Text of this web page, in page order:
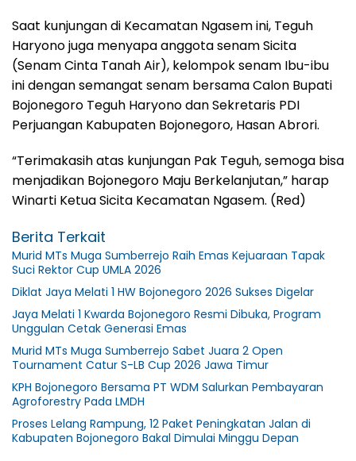
Saat kunjungan di Kecamatan Ngasem ini, Teguh
Haryono juga menyapa anggota senam Sicita
(Senam Cinta Tanah Air), kelompok senam Ibu-ibu
ini dengan semangat senam bersama Calon Bupati
Bojonegoro Teguh Haryono dan Sekretaris PDI
Perjuangan Kabupaten Bojonegoro, Hasan Abrori.
“Terimakasih atas kunjungan Pak Teguh, semoga bisa
menjadikan Bojonegoro Maju Berkelanjutan,” harap
Winarti Ketua Sicita Kecamatan Ngasem. (Red)
Berita Terkait
Murid MTs Muga Sumberrejo Raih Emas Kejuaraan Tapak
Suci Rektor Cup UMLA 2026
Diklat Jaya Melati 1 HW Bojonegoro 2026 Sukses Digelar
Jaya Melati 1 Kwarda Bojonegoro Resmi Dibuka, Program
Unggulan Cetak Generasi Emas
Murid MTs Muga Sumberrejo Sabet Juara 2 Open
Tournament Catur S-LB Cup 2026 Jawa Timur
KPH Bojonegoro Bersama PT WDM Salurkan Pembayaran
Agroforestry Pada LMDH
Proses Lelang Rampung, 12 Paket Peningkatan Jalan di
Kabupaten Bojonegoro Bakal Dimulai Minggu Depan